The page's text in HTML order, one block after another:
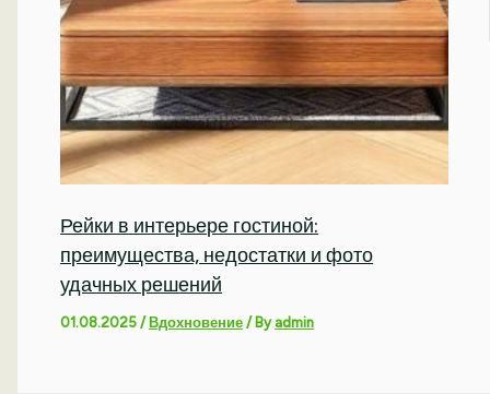
Рейки в интерьере гостиной:
преимущества, недостатки и фото
удачных решений
01.08.2025/ Вдохновение / Byadmin